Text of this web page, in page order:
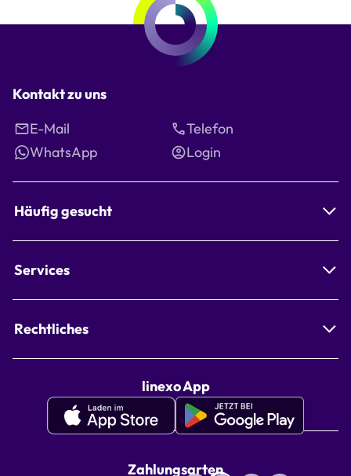
Kontakt zu uns
E-Mail
Telefon
WhatsApp
Login
Häufig gesucht
Services
Rechtliches
linexo App
Apple
Google
linexo
Zahlungsarten